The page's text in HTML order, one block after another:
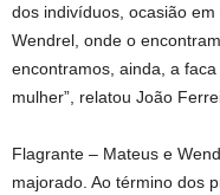
dos indivíduos, ocasião
Wendrel, onde o
encontramos, ainda, a
mulher”, relatou João
Flagrante – Mateus e
majorado. Ao término dos